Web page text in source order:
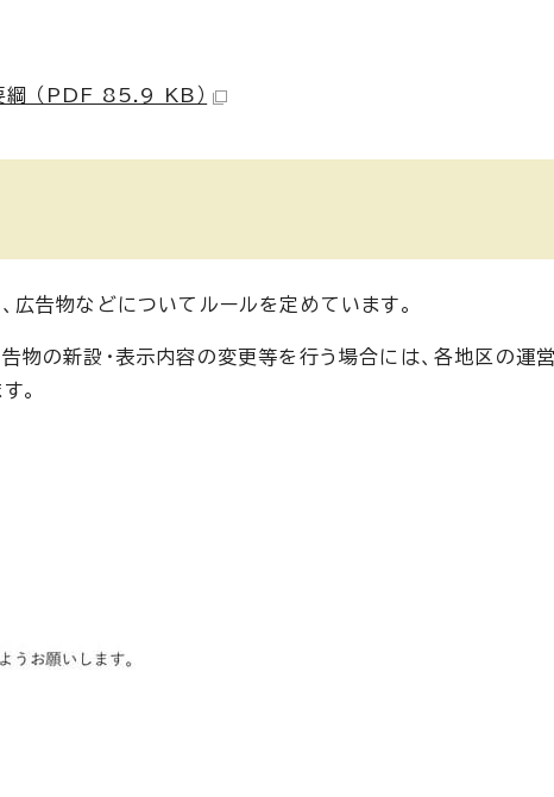
綱 （PDF 85.9 KB）
広告物などについてルールを定めています。
物の新設・表示内容の変更等を行う場合には、各地区の運
。